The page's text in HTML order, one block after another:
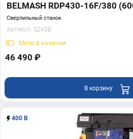
BELMASH RDP430-16F/380
Сверлильный станок
Артикул: S243B
Мало в наличии
46 490 ₽
В корзину
400 В